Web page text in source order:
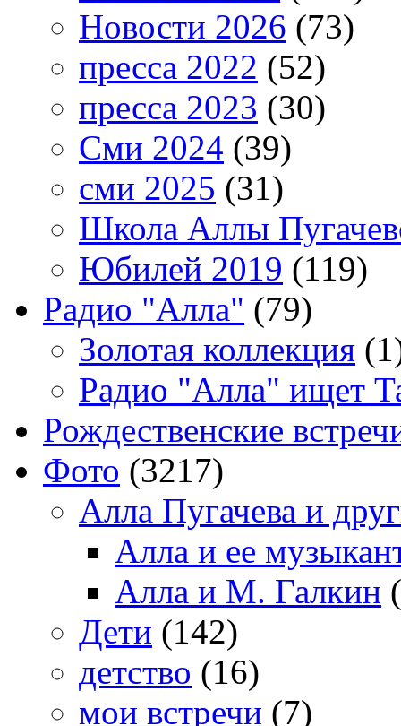
Новости 2026 (73)
пресса 2022 (52)
пресса 2023 (30)
Сми 2024 (39)
сми 2025 (31)
Школа Аллы
Юбилей 2019 (119)
Радио "Алла" (79)
Золотая коллекция
Радио "Алла" ищет
Рождественские
Фото (3217)
Алла Пугачева и
Алла и ее
Алла и М. Галкин
Дети (142)
детство (16)
мои встречи (7)